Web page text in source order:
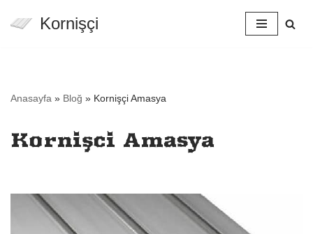
Kornişçi
Anasayfa » Bloğ » Kornişçi Amasya
Kornişçi Amasya